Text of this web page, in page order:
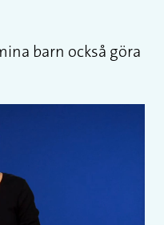
barn också göra